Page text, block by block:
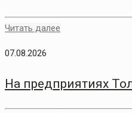
Читать далее
07.08.2026
На предприятиях